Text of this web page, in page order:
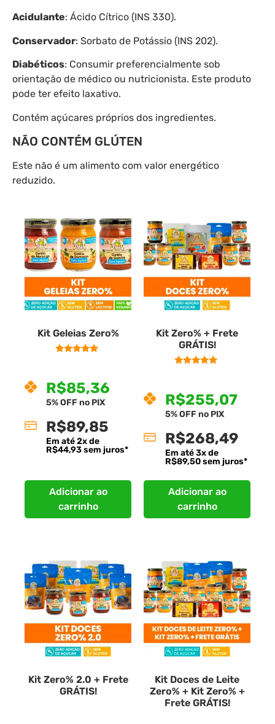
Acidulante: Ácido Cítrico (INS 330).
Conservador: Sorbato de Potássio (INS 202).
Diabéticos: Consumir preferencialmente sob
orientação de médico ou nutricionista. Este produto
pode ter efeito laxativo.
Contém açúcares próprios dos ingredientes.
NÃO CONTÉM GLÚTEN
Este não é um alimento com valor energético
reduzido.
Kit Geleias Zero%
R$85,36
5% OFF no PIX
R$89,85
Em até2x de
R$44,93sem juros*
Adicionar ao
carrinho
Kit Zero% + Frete
GRÁTIS!
R$255,07
5% OFF no PIX
R$268,49
Em até3x de
R$89,50sem juros*
Adicionar ao
carrinho
Kit Zero% 2.0 + Frete
GRÁTIS!
Kit Doces de Leite
Zero% + Kit Zero% +
Frete GRÁTIS!